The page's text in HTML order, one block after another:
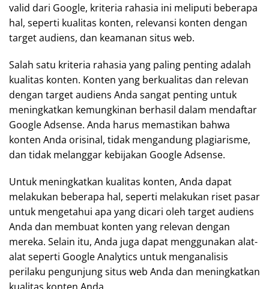
valid dari Google, kriteria rahasia ini meliputi beberapa
hal, seperti kualitas konten, relevansi konten dengan
target audiens, dan keamanan situs web.
Salah satu kriteria rahasia yang paling penting adalah
kualitas konten. Konten yang berkualitas dan relevan
dengan target audiens Anda sangat penting untuk
meningkatkan kemungkinan berhasil dalam mendaftar
Google Adsense. Anda harus memastikan bahwa
konten Anda orisinal, tidak mengandung plagiarisme,
dan tidak melanggar kebijakan Google Adsense.
Untuk meningkatkan kualitas konten, Anda dapat
melakukan beberapa hal, seperti melakukan riset pasar
untuk mengetahui apa yang dicari oleh target audiens
Anda dan membuat konten yang relevan dengan
mereka. Selain itu, Anda juga dapat menggunakan alat-
alat seperti Google Analytics untuk menganalisis
perilaku pengunjung situs web Anda dan meningkatkan
kualitas konten Anda.